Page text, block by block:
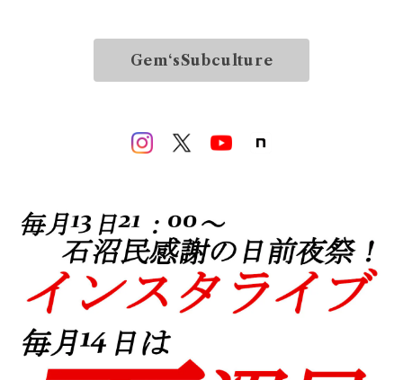
Gem‘sSubculture